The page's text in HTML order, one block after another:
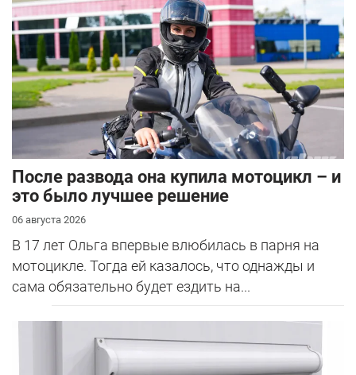
После развода она купила мотоцикл – и
это было лучшее решение
06 августа 2026
В 17 лет Ольга впервые влюбилась в парня на
мотоцикле. Тогда ей казалось, что однажды и
сама обязательно будет ездить на...